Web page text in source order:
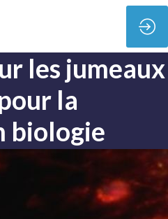
les jumeaux
la
biologie